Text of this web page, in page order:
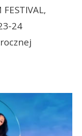
24